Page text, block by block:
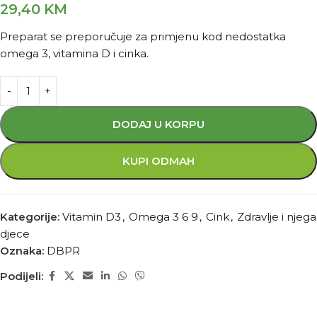
29,40 KM
Preparat se preporučuje za primjenu kod nedostatka
omega 3, vitamina D i cinka.
DODAJ U KORPU
KUPI ODMAH
Kategorije: Vitamin D3 , Omega 3 6 9 , Cink, Zdravlje i njega
djece
Oznaka: DBPR
Podijeli: